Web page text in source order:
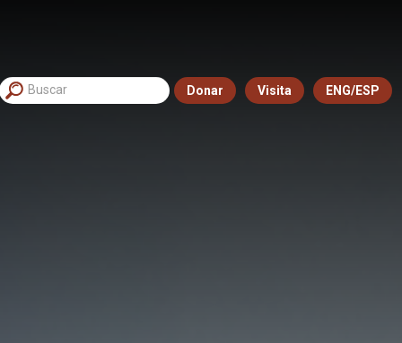
Donar Visita ENG/ESP